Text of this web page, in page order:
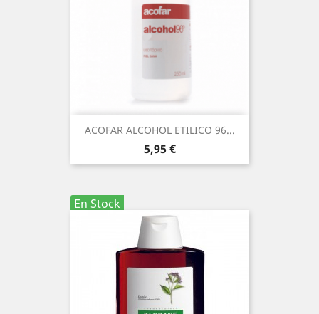
ACOFAR ALCOHOL ETILICO 96...
Precio
5,95 €
En Stock